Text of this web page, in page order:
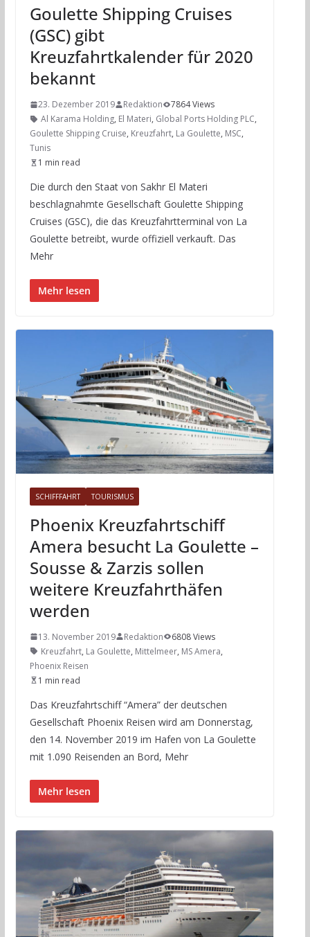
Goulette Shipping Cruises
(GSC) gibt
Kreuzfahrtkalender für 2020
bekannt
23. Dezember 2019 Redaktion
7864 Views
Al Karama Holding, El Materi, Global Ports Holding PLC,
Goulette Shipping Cruise, Kreuzfahrt, La Goulette, MSC,
Tunis
1 min read
Die durch den Staat von Sakhr El Materi
beschlagnahmte Gesellschaft Goulette Shipping
Cruises (GSC), die das Kreuzfahrtterminal von La
Goulette betreibt, wurde offiziell verkauft. Das
Mehr
Mehr lesen
SCHIFFFAHRT TOURISMUS
Phoenix Kreuzfahrtschiff
Amera besucht La Goulette –
Sousse & Zarzis sollen
weitere Kreuzfahrthäfen
werden
13. November 2019 Redaktion
6808 Views
Kreuzfahrt, La Goulette, Mittelmeer, MS Amera,
Phoenix Reisen
1 min read
Das Kreuzfahrtschiff “Amera” der deutschen
Gesellschaft Phoenix Reisen wird am Donnerstag,
den 14. November 2019 im Hafen von La Goulette
mit 1.090 Reisenden an Bord, Mehr
Mehr lesen